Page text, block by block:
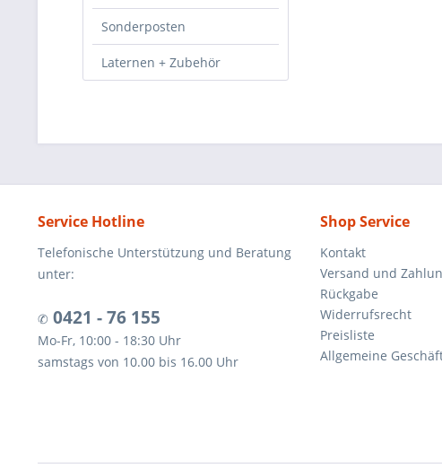
Sonderposten
Laternen + Zubehör
Service Hotline
Telefonische Unterstützung und Beratung
unter:
✆ 0421 - 76 155
Mo-Fr, 10:00 - 18:30 Uhr
samstags von 10.00 bis 16.00 Uhr
Shop Service
Kontakt
Versand und
Rückgabe
Widerrufsrecht
Preisliste
Allgemeine